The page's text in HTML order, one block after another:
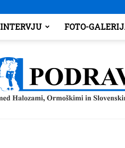
INTERVJU FOTO-